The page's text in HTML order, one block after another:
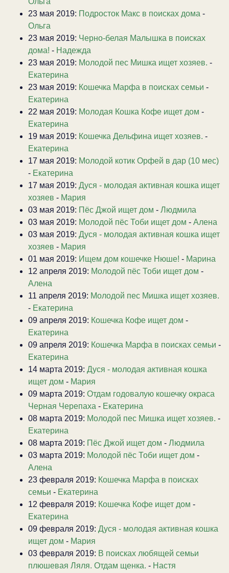
23 мая 2019: Подросток Макс в поисках дома -
Ольга
23 мая 2019: Черно-белая Малышка в поисках
дома! - Надежда
23 мая 2019: Молодой пес Мишка ищет хозяев. -
Екатерина
23 мая 2019: Кошечка Марфа в поисках семьи -
Екатерина
22 мая 2019: Молодая Кошка Кофе ищет дом -
Екатерина
19 мая 2019: Кошечка Дельфина ищет хозяев. -
Екатерина
17 мая 2019: Молодой котик Орфей в дар (10 мес)
- Екатерина
17 мая 2019: Дуся - молодая активная кошка ищет
хозяев - Мария
03 мая 2019: Пёс Джой ищет дом - Людмила
03 мая 2019: Молодой пёс Тоби ищет дом - Алена
03 мая 2019: Дуся - молодая активная кошка ищет
хозяев - Мария
01 мая 2019: Ищем дом кошечке Нюше! - Марина
12 апреля 2019: Молодой пёс Тоби ищет дом -
Алена
11 апреля 2019: Молодой пес Мишка ищет хозяев.
- Екатерина
09 апреля 2019: Кошечка Кофе ищет дом -
Екатерина
09 апреля 2019: Кошечка Марфа в поисках семьи -
Екатерина
14 марта 2019: Дуся - молодая активная кошка
ищет дом - Мария
09 марта 2019: Отдам годовалую кошечку окраса
Черная Черепаха - Екатерина
08 марта 2019: Молодой пес Мишка ищет хозяев. -
Екатерина
08 марта 2019: Пёс Джой ищет дом - Людмила
03 марта 2019: Молодой пёс Тоби ищет дом -
Алена
23 февраля 2019: Кошечка Марфа в поисках
семьи - Екатерина
12 февраля 2019: Кошечка Кофе ищет дом -
Екатерина
09 февраля 2019: Дуся - молодая активная кошка
ищет дом - Мария
03 февраля 2019: В поисках любящей семьи
плюшевая Ляля. Отдам щенка. - Настя